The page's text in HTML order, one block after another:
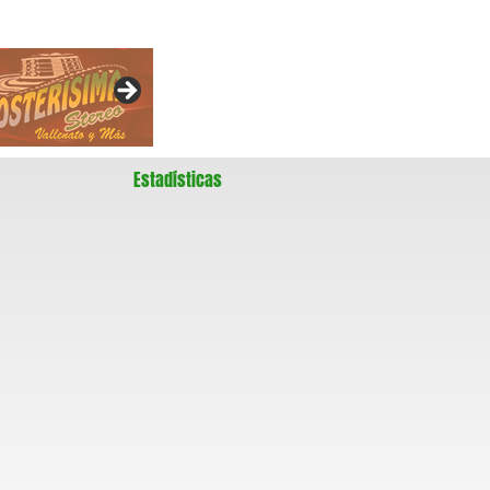
Estadísticas